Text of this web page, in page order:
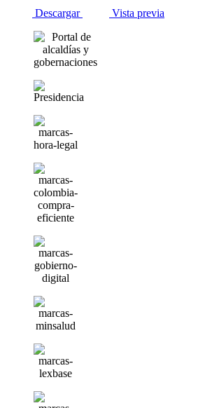
Descargar Vista previa